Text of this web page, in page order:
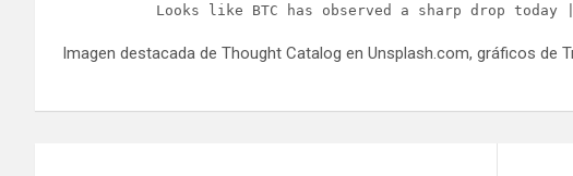
Looks like BTC has observed a sharp drop today
Imagen destacada de Thought Catalog en Unsplash.com, gráficos de